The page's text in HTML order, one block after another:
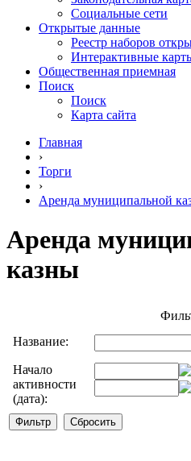
Социальные сети
Открытые данные
Реестр наборов
Интерактивные
Общественная приемная
Поиск
Поиск
Карта сайта
Главная
›
Торги
›
Аренда муниципальной
Аренда
казны
Название:
Начало
активности
(дата):